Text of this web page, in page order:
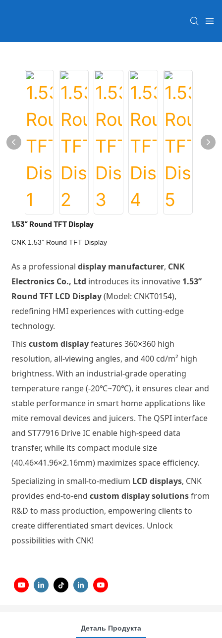
1.53” Round TFT Display
CNK 1.53” Round TFT Display
As a professionaldisplay manufacturer, CNK
Electronics Co., Ltd introduces its innovative 1.53”
Round TFT LCD Display(Model: CNKT0154),
redefining HMI experiences with cutting-edge
technology.
Thiscustom displayfeatures 360×360 high
resolution, all-viewing angles, and 400 cd/m² high
brightness. With an industrial-grade operating
temperature range (-20℃~70℃), it ensures clear and
stable performance in smart home applications like
mite removal devices and juicers. The QSPI interface
and ST77916 Drive IC enable high-speed data
transfer, while its compact module size
(40.46×41.96×2.16mm) maximizes space efficiency.
Specializing in small-to-medium LCD displays, CNK
provides end-to-endcustom display solutionsfrom
R&D to mass production, empowering clients to
create differentiated smart devices. Unlock
possibilities with CNK!
Деталь Продукта